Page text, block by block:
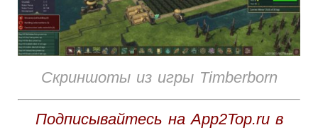
Скриншоты из игры Timberborn
Подписывайтесь на App2Top.ru в